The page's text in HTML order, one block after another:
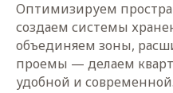
Оптимизируем
создаем системы
объединяем зоны,
проемы — делаем
удобной и современной.